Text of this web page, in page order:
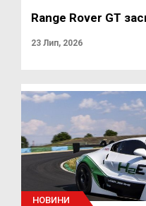
Range Rover GT
23 Лип, 2026
НОВИНИ